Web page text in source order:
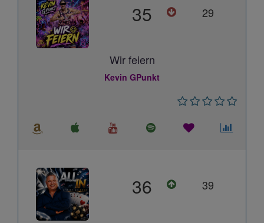
35 29
Wir feiern
Kevin GPunkt
36 39